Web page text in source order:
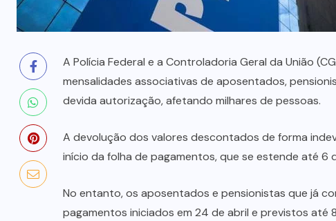
A Polícia Federal e a Controladoria Geral da União
mensalidades associativas de aposentados,
devida autorização, afetando milhares de pessoas.
A devolução dos valores descontados de forma
início da folha de pagamentos, que se estende até 6
No entanto, os aposentados e pensionistas que já
pagamentos iniciados em 24 de abril e previstos até